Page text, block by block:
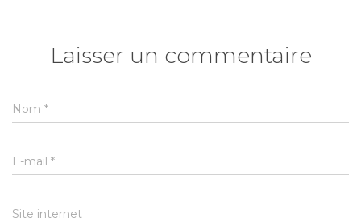
Laisser un commentaire
Nom *
E-mail *
Site internet